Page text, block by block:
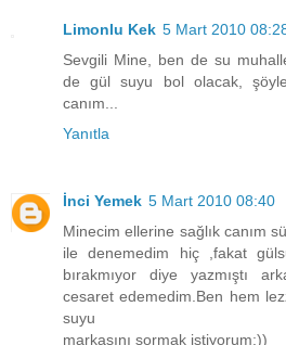
Limonlu Kek 5 Mart 2010
Sevgili Mine, ben de su
de gül suyu bol olacak,
canım...
Yanıtla
İnci Yemek 5 Mart 2010 08:40
Minecim ellerine sağlık canım
ile denemedim hiç ,fakat
bırakmıyor diye yazmıştı
cesaret edemedim.Ben hem
suyu
markasını sormak istiyorum:))